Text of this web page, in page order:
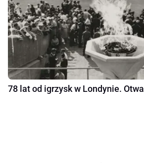
78 lat od igrzysk w Londynie.